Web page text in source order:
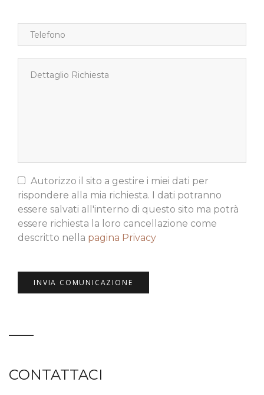
Autorizzo il sito a gestire i miei dati per
rispondere alla mia richiesta. I dati potranno
essere salvati all'interno di questo sito ma potrà
essere richiesta la loro cancellazione come
descritto nella pagina Privacy
CONTATTACI